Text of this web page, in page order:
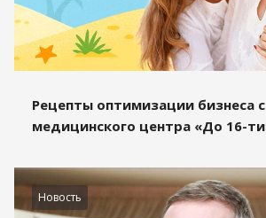
Рецепты оптимизации бизнеса
медицинского центра «До 16-
Новость